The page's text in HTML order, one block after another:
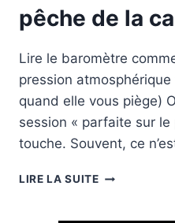
pêche de la
Lire le baromètre
pression
quand elle vous piège)
session « parfaite sur
touche. Souvent, ce
LIRE LA SUITEPRESSION